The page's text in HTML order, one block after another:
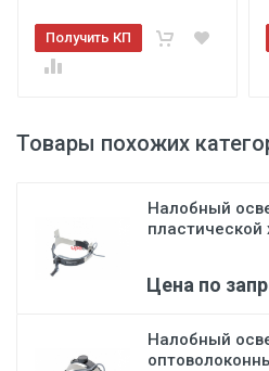
Товары похожих
Налобный
пластической
Цена по
Налобный
Получить КП